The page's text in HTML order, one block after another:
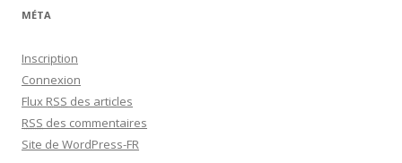
MÉTA
Inscription
Connexion
Flux RSS des articles
RSS des commentaires
Site de WordPress-FR